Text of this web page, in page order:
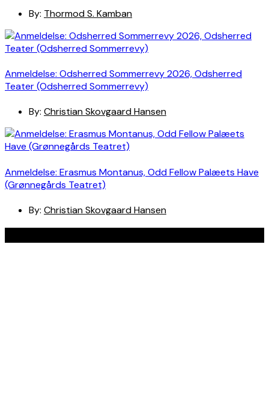
By: Thormod S. Kamban
Anmeldelse: Odsherred Sommerrevy 2026, Odsherred
Teater (Odsherred Sommerrevy)
By: Christian Skovgaard Hansen
Anmeldelse: Erasmus Montanus, Odd Fellow Palæets Have
(Grønnegårds Teatret)
By: Christian Skovgaard Hansen